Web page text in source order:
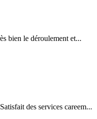
bien le déroulement et...
des services careem...